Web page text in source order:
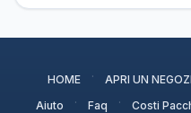
HOME · APRI UN
Aiuto · Faq · Costi